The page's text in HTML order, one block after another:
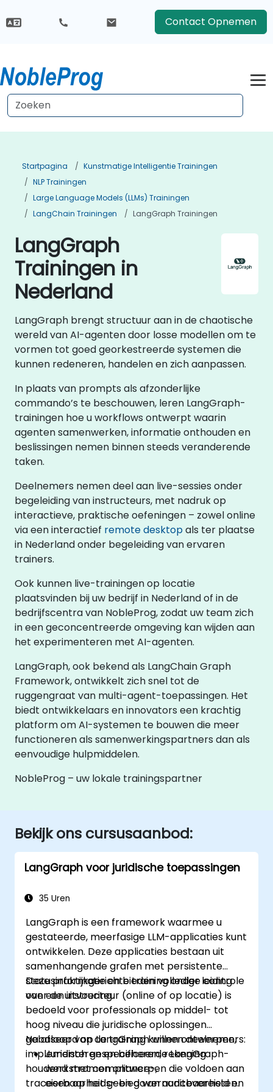
Contact Opnemen
Startpagina
Kunstmatige Intelligentie Trainingen
NLP Trainingen
Large Language Models (LLMs) Trainingen
LangChain Trainingen
LangGraph Trainingen
LangGraph
Trainingen in
Nederland
LangGraph brengt structuur aan in de chaotische
wereld van AI-agenten door losse modellen om te
vormen tot goed georkestreerde systemen die
kunnen redeneren, handelen en zich aanpassen.
In plaats van prompts als afzonderlijke
commando’s te beschouwen, leren LangGraph-
trainingen hoe u workflows ontwerpt waarin
agenten samenwerken, informatie onthouden en
beslissingen nemen binnen steeds veranderende
taken.
Deelnemers nemen deel aan live-sessies onder
begeleiding van instructeurs, met nadruk op
interactieve, praktische oefeningen – zowel online
via een interactief remote desktopals ter plaatse
in Nederland onder begeleiding van ervaren
trainers.
Ook kunnen live-trainingen op locatie
plaatsvinden bij uw bedrijf in Nederland of in de
bedrijfscentra van NobleProg, zodat uw team zich
in een geconcentreerde omgeving kan wijden aan
het experimenteren met AI-agenten.
LangGraph, ook bekend als LangChain Graph
Framework, ontwikkelt zich snel tot de
ruggengraat van multi-agent-toepassingen. Het
biedt ontwikkelaars en innovators een krachtig
platform om AI-systemen te bouwen die meer
functioneren als samenwerkingspartners dan als
eenvoudige hulpmiddelen.
NobleProg – uw lokale trainingspartner
Bekijk ons cursusaanbod:
LangGraph voor juridische toepassingen
35 Uren
LangGraph is een framework waarmee u
gestateerde, meerfasige LLM-applicaties kunt
ontwikkelen. Deze applicaties bestaan uit
samenhangende grafen met persistente
statusinformatie en bieden volledige controle
over de uitvoering.
Deze praktijkgerichte training onder leiding
van een instructeur (online of op locatie) is
bedoeld voor professionals op middel- tot
hoog niveau die juridische oplossingen
gebaseerd op LangGraph willen ontwerpen,
implementeren en beheren, rekening
houdend met compliance-,
traceerbaarheids- en governancevereisten.
Na afloop van de training kunnen deelnemers:
Juridisch gespecificeerde LangGraph-
werkstromen ontwerpen die voldoen aan
eisen op het gebied van auditbaarheid en